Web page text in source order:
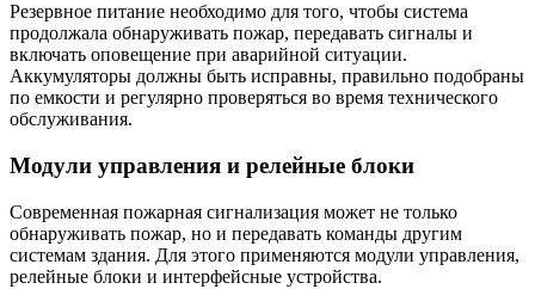
Резервное питание необходимо для того, чтобы система
продолжала обнаруживать пожар, передавать сигналы и
включать оповещение при аварийной ситуации.
Аккумуляторы должны быть исправны, правильно подобраны
по емкости и регулярно проверяться во время технического
обслуживания.
Модули управления и релейные блоки
Современная пожарная сигнализация может не только
обнаруживать пожар, но и передавать команды другим
системам здания. Для этого применяются модули управления,
релейные блоки и интерфейсные устройства.